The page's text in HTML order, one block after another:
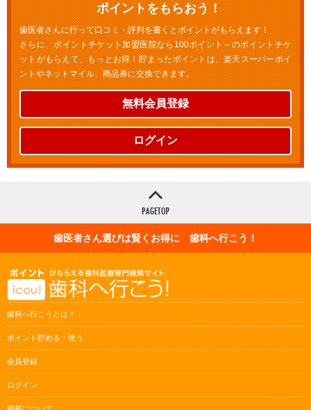
ポイントをもらおう！
歯医者さんに行って口コミ・評判を書くとポイントがもらえます！
さらに、ポイントチケット加盟医院なら100ポイント～のポイントチケ
ットがもらえて、もっとお得！貯まったポイントは、楽天スーパーポイ
ントやネットマイル、商品券に交換できます。
無料会員登録
ログイン
歯医者さん選びは賢くお得に 歯科へ行こう！
歯科へ行こうとは？
ポイント貯める・使う
会員登録
ログイン